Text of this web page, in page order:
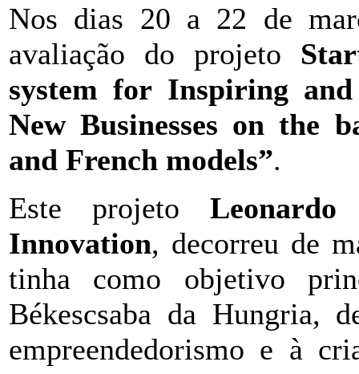
Nos dias 20 a 22 de
avaliação do projeto
system for Inspiring
New Businesses on the
and French models”.
Este projeto
Innovation, decorreu de
tinha como objetivo
Békescsaba da Hungria,
empreendedorismo e à